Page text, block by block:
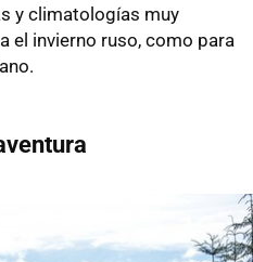
y climatologías muy
el invierno ruso, como para